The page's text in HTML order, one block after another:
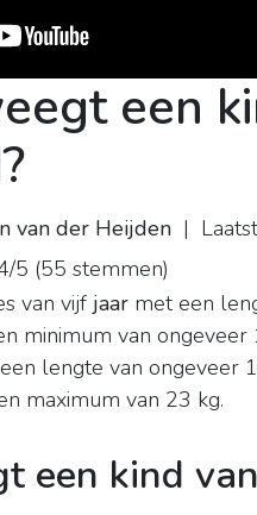
een
van der Heijden |
5 (55 stemmen)
van vijf jaar met een
minimum van
lengte van ongeveer
maximum van 23 kg.
een kind